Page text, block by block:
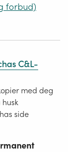
forbud)
C&L-
med deg
side